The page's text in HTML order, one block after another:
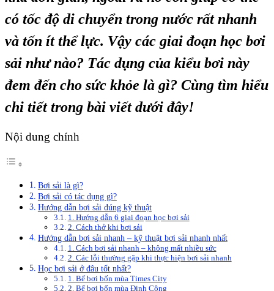
có tốc độ di chuyển trong nước rất nhanh
và tốn ít thể lực. Vậy các giai đoạn học bơi
sải như nào? Tác dụng của kiểu bơi này
đem đến cho sức khỏe là gì? Cùng tìm hiểu
chi tiết trong bài viết dưới đây!
Nội dung chính
Bơi sải là gì?
Bơi sải có tác dụng gì?
Hướng dẫn bơi sải đúng kỹ thuật
1. Hướng dẫn 6 giai đoạn học bơi sải
2. Cách thở khi bơi sải
Hướng dẫn bơi sải nhanh – kỹ thuật bơi sải nhanh nhất
1. Cách bơi sải nhanh – không mất nhiều sức
2. Các lỗi thường gặp khi thực hiện bơi sải nhanh
Học bơi sải ở đâu tốt nhất?
1. Bể bơi bốn mùa Times City
2. Bể bơi bốn mùa Định Công